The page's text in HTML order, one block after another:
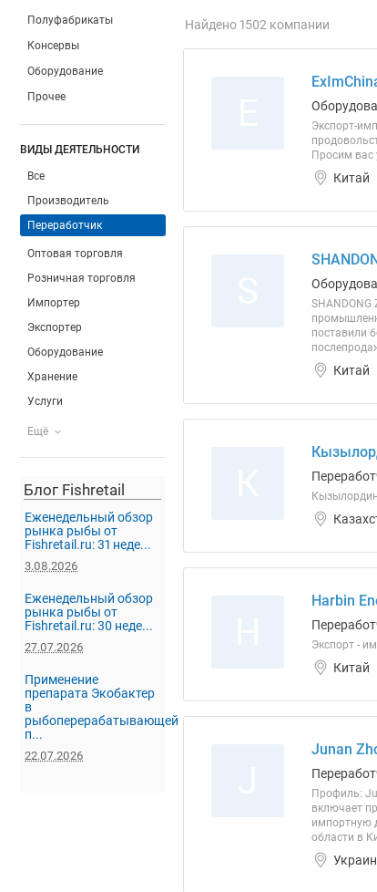
Полуфабрикаты
Консервы
Оборудование
Прочее
ВИДЫ ДЕЯТЕЛЬНОСТИ
Все
Производитель
Переработчик
Оптовая торговля
Розничная торговля
Импортер
Экспортер
Оборудование
Хранение
Услуги
Ещё
Блог Fishretail
Еженедельный обзор
рынка рыбы от
Fishretail.ru: 31 неде...
3.08.2026
Еженедельный обзор
рынка рыбы от
Fishretail.ru: 30 неде...
27.07.2026
Применение
препарата Экобактер
в
рыбоперерабатывающей
п...
22.07.2026
Найдено 1502 компании
Экспорт-
Просим вас
Китай
поставили
Китай
Harbin
Экспорт -
Китай
Junan
Профиль:
включает
импортную
области в